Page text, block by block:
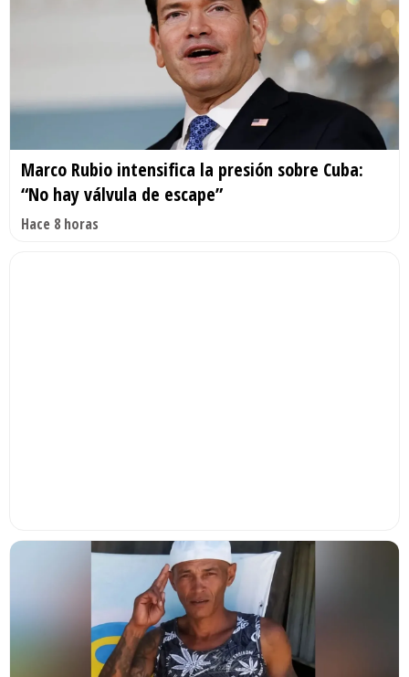
Marco Rubio intensifica la presión sobre Cuba:
“No hay válvula de escape”
Hace 8 horas